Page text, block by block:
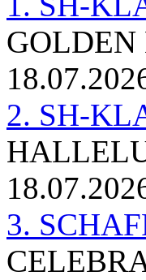
GOLDEN
2. SH-
3.